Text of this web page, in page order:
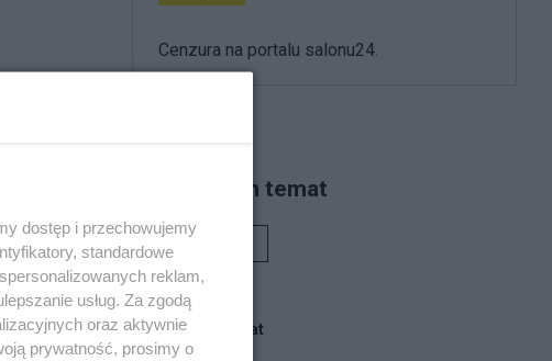
Cenzura na portalu salonu24.
Piszą na ten temat
Blogi na ten temat
dostęp i przechowujemy
standardowe
reklam,
usług. Za zgodą
oraz aktywnie
prywatność, prosimy o